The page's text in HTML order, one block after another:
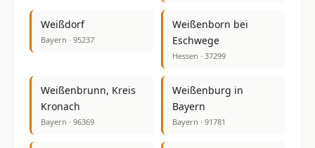
Weißdorf
Bayern · 95237
Weißenborn bei
Eschwege
Hessen · 37299
Weißenbrunn, Kreis
Kronach
Bayern · 96369
Weißenburg in
Bayern
Bayern · 91781